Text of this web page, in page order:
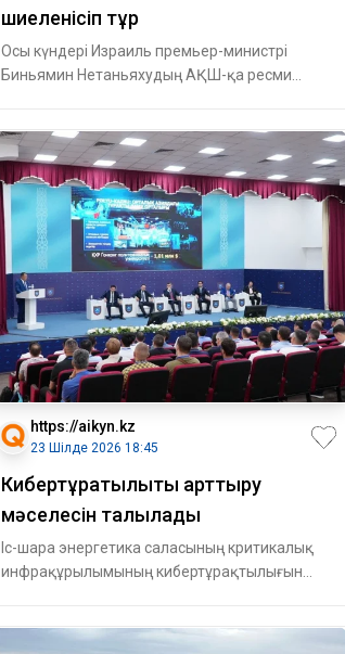
шиеленісіп тұр
Осы күндері Израиль премьер-министрі
Биньямин Нетаньяхудың АҚШ-қа ресми
https://aikyn.kz
23 Шілде 2026 18:45
Кибертұрақтылықты арттыру
мәселесін талқылады
Іс-шара энергетика саласының критикалық
инфрақұрылымының кибертұрақтылығын